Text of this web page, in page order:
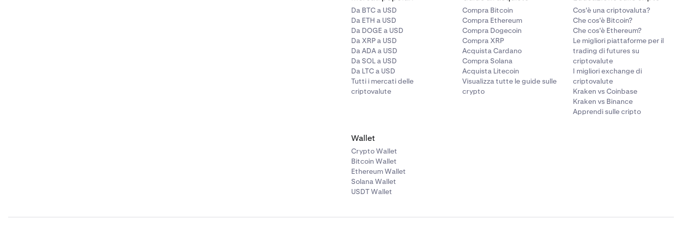
Il timeout della sessione si configura nelle impostazioni di sicurezza dell'Organization,
accessibili dopo la creazione. Timeout più brevi riducono il rischio che sessioni
Da BTC a USD
Da ETH a USD
Da DOGE a USD
Da XRP a USD
Da ADA a USD
Da SOL a USD
Da LTC a USD
Tutti i mercati delle
criptovalute
Compra Bitcoin
Compra Ethereum
Compra Dogecoin
Compra XRP
Acquista Cardano
Compra Solana
Acquista Litecoin
Visualizza tutte le guide sulle
crypto
Cos'è una criptovaluta?
Che cos'è Bitcoin?
Che cos'è Ethereum?
Le migliori piattaforme per il
trading di futures su
criptovalute
I migliori exchange di
criptovalute
Kraken vs Coinbase
Kraken vs Binance
Apprendi sulle cripto
Wallet
Crypto Wallet
Bitcoin Wallet
Ethereum Wallet
Solana Wallet
USDT Wallet